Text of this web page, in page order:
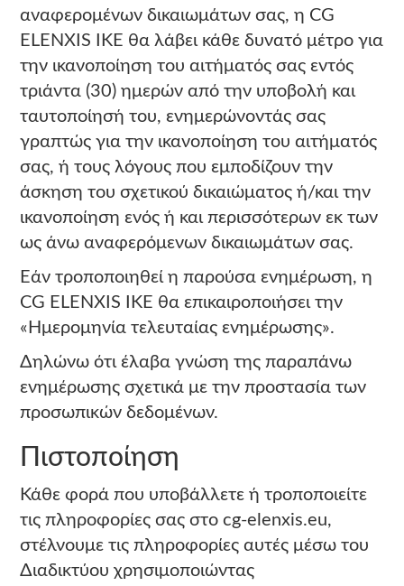
αναφερομένων δικαιωμάτων σας, η CG
ELENXIS IKE θα λάβει κάθε δυνατό μέτρο για
την ικανοποίηση του αιτήματός σας εντός
τριάντα (30) ημερών από την υποβολή και
ταυτοποίησή του, ενημερώνοντάς σας
γραπτώς για την ικανοποίηση του αιτήματός
σας, ή τους λόγους που εμποδίζουν την
άσκηση του σχετικού δικαιώματος ή/και την
ικανοποίηση ενός ή και περισσότερων εκ των
ως άνω αναφερόμενων δικαιωμάτων σας.
Εάν τροποποιηθεί η παρούσα ενημέρωση, η
CG ELENXIS IKE θα επικαιροποιήσει την
«Ημερομηνία τελευταίας ενημέρωσης».
Δηλώνω ότι έλαβα γνώση της παραπάνω
ενημέρωσης σχετικά με την προστασία των
προσωπικών δεδομένων.
Πιστοποίηση
Κάθε φορά που υποβάλλετε ή τροποποιείτε
τις πληροφορίες σας στο cg-elenxis.eu,
στέλνουμε τις πληροφορίες αυτές μέσω του
Διαδικτύου χρησιμοποιώντας